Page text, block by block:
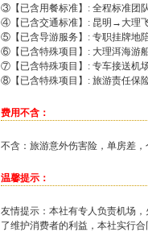
③【已含用餐标准】: 全程标准团
④【已含交通标准】: 昆明→大理
⑤【已含导游服务】: 专职挂牌地
⑥【已含特殊项目】: 大理洱海游
⑦【已含特殊项目】: 专车接送机
⑧【已含特殊项目】: 旅游责任保
费用不含：
不含：旅游意外伤害险，单房差
温馨提示：
友情提示：本社有专人负责机场
了维护消费者的利益，本社实行